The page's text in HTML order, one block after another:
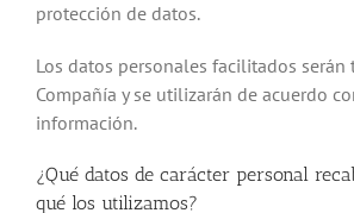
protección de datos.
Los datos personales facilitados serán
Compañía y se utilizarán de acuerdo
información.
¿Qué datos de carácter personal
qué los utilizamos?